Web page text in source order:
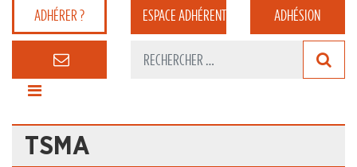
ADHÉRER ? ESPACEADHÉRENT ADHÉSION
TSMA